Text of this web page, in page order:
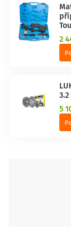
2
5